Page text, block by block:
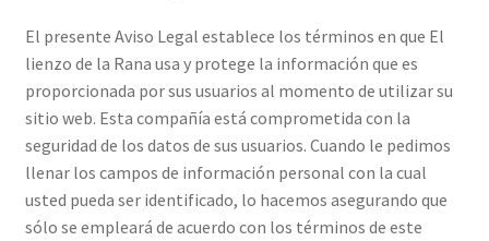
Contacto
El presente Aviso Legal establece los términos en que El
lienzo de la Rana usa y protege la información que es
proporcionada por sus usuarios al momento de utilizar su
sitio web. Esta compañía está comprometida con la
seguridad de los datos de sus usuarios. Cuando le pedimos
llenar los campos de información personal con la cual
usted pueda ser identificado, lo hacemos asegurando que
sólo se empleará de acuerdo con los términos de este